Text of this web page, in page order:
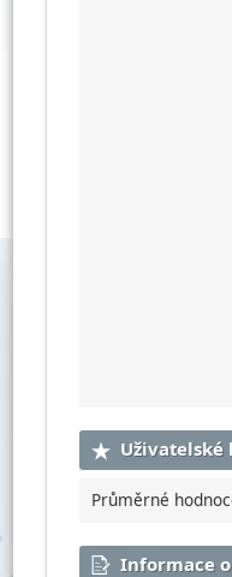
Průměrné
Informace